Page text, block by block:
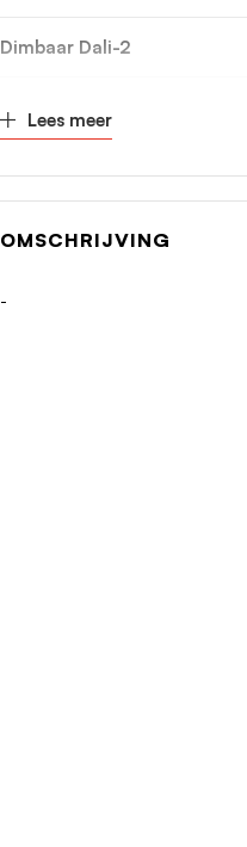
Dimbaar Dali-2
Artikelnummerfabrikant
Lees meer
OMSCHRIJVING
-